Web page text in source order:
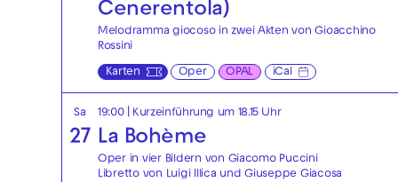
Cenerentola)
Melodramma giocoso in zwei Akten von Gioacchino
Rossini
Karten Oper OPAL iCal
Sa
27
19:00 | Kurzeinführung um 18.15 Uhr
La Bohème
Oper in vier Bildern von Giacomo Puccini
Libretto von Luigi Illica und Giuseppe Giacosa